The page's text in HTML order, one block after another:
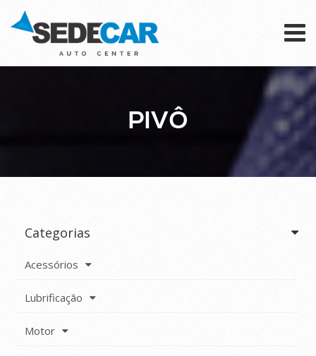
PIVÔ
Categorias
Acessórios
Lubrificação
Motor